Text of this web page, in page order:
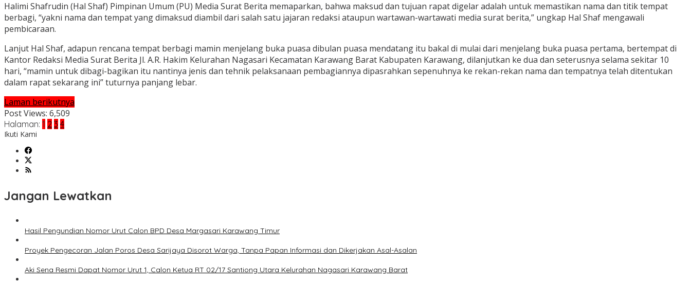
Halimi Shafrudin (Hal Shaf) Pimpinan Umum (PU) Media Surat Berita memaparkan, bahwa maksud dan tujuan rapat digelar adalah untuk memastikan nama dan titik tempat
berbagi, “yakni nama dan tempat yang dimaksud diambil dari salah satu jajaran redaksi ataupun wartawan-wartawati media surat berita,” ungkap Hal Shaf mengawali
pembicaraan.
Lanjut Hal Shaf, adapun rencana tempat berbagi mamin menjelang buka puasa dibulan puasa mendatang itu bakal di mulai dari menjelang buka puasa pertama, bertempat di
Kantor Redaksi Media Surat Berita Jl. A.R. Hakim Kelurahan Nagasari Kecamatan Karawang Barat Kabupaten Karawang, dilanjutkan ke dua dan seterusnya selama sekitar 10
hari, “mamin untuk dibagi-bagikan itu nantinya jenis dan tehnik pelaksanaan pembagiannya dipasrahkan sepenuhnya ke rekan-rekan nama dan tempatnya telah ditentukan
dalam rapat sekarang ini” tuturnya panjang lebar.
Laman berikutnya
Post Views: 6,509
Halaman: 1 2 3 4
Ikuti Kami
Jangan Lewatkan
Hasil Pengundian Nomor Urut Calon BPD Desa Margasari Karawang Timur
Proyek Pengecoran Jalan Poros Desa Sarijaya Disorot Warga, Tanpa Papan Informasi dan Dikerjakan Asal-Asalan
Aki Sena Resmi Dapat Nomor Urut 1, Calon Ketua RT 02/17 Santiong Utara Kelurahan Nagasari Karawang Barat